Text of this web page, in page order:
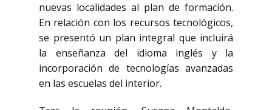
nuevas localidades al plan de formación.
En relación con los recursos tecnológicos,
se presentó un plan integral que incluirá
la enseñanza del idioma inglés y la
incorporación de tecnologías avanzadas
en las escuelas del interior.